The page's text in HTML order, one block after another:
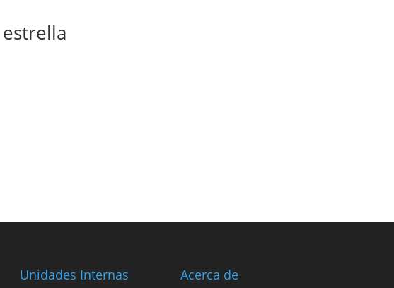
Unidades Internas Acerca de